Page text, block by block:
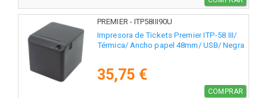
PREMIER - ITP58III90U
Impresora de Tickets Premier ITP-58 III/
Térmica/ Ancho papel 48mm/ USB/ Negra
35,75 €
COMPRAR